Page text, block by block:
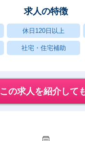
求人の特徴
休日120日以上
社宅・住宅補助
この求人を紹介して